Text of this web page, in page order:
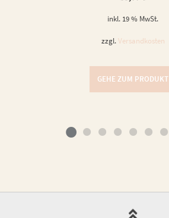
inkl. 19 % MwSt.
zzgl. Versandkosten
GEHE ZUM PRODUKT